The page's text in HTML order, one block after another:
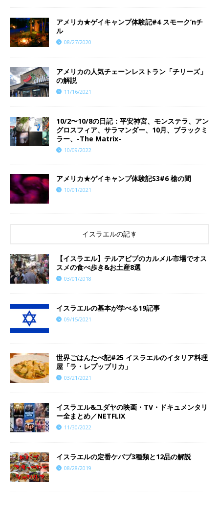
アメリカ★ゲイキャンプ体験記#4 スモーク’nチ
ル
08/27/2020
アメリカの人気チェーンレストラン「チリーズ」
の解説
11/16/2021
10/2〜10/8の日記：平安神宮、モンステラ、アン
グロスフィア、サラマンダー、10月、ブラックミ
ラー、-The Matrix-
10/09/2022
アメリカ★ゲイキャンプ体験記S3#6 槍の間
10/01/2021
イスラエルの記事
【イスラエル】テルアビブのカルメル市場でオス
スメの食べ歩き&お土産8選
03/01/2018
イスラエルの基本が学べる19記事
09/15/2021
世界ごはんたべ記#25 イスラエルのイタリア料理
屋「ラ・レプッブリカ」
03/21/2021
イスラエル&ユダヤの映画・TV・ドキュメンタリ
ー全まとめ／NETFLIX
11/30/2022
イスラエルの定番ケバブ3種類と12品の解説
08/28/2019